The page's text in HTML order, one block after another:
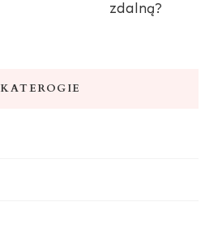
KATEROGIE